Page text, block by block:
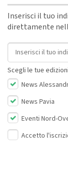
Inserisci il tuo
direttamente
Indirizzo email
Scegli le tue
News
News Pavia
Eventi Nord-
Accetto